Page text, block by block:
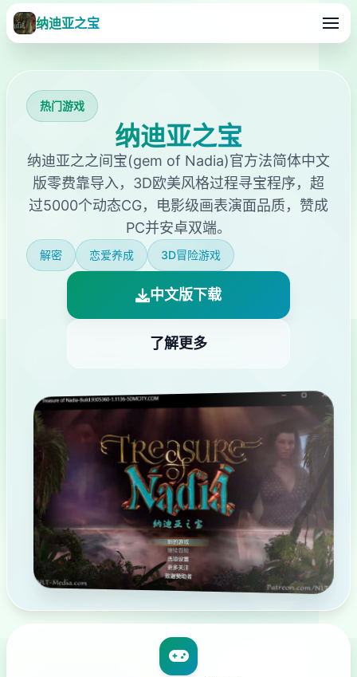
纳迪亚之宝
热门游戏
纳迪亚之宝
纳迪亚之之间宝(gem of Nadia)官方法简体中文
版零费靠导入，3D欧美风格过程寻宝程序，超
过5000个动态CG，电影级画表演面品质，赞成
PC并安卓双端。
解密 恋爱养成 3D冒险游戏
中文版下载
了解更多